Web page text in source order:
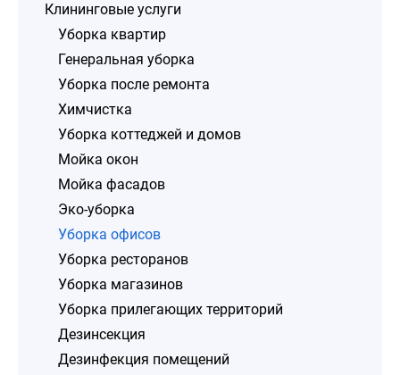
Клининговые услуги
Уборка квартир
Генеральная уборка
Уборка после ремонта
Химчистка
Уборка коттеджей и домов
Мойка окон
Мойка фасадов
Эко-уборка
Уборка офисов
Уборка ресторанов
Уборка магазинов
Уборка прилегающих территорий
Дезинсекция
Дезинфекция помещений